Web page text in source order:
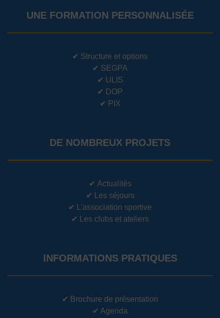
UNE FORMATION PERSONNALISÉE
✔ Structure et options
✔ SEGPA
✔ ULIS
✔ DOP
✔ PIX
DE NOMBREUX PROJETS
✔ Actualités
✔
Les séjours
✔
L'association sportive
✔
Les clubs et ateliers
INFORMATIONS PRATIQUES
✔ Brochure de présentation
✔ Agenda